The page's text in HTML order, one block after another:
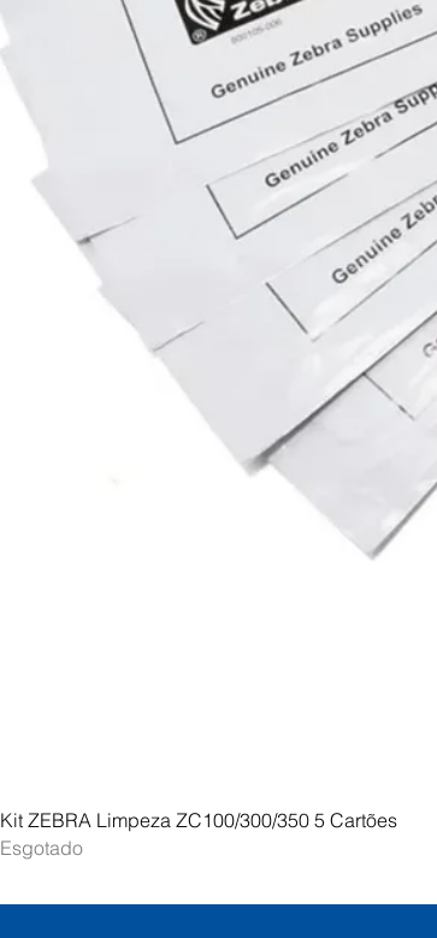
Kit ZEBRA Limpeza ZC100/300/350 5 Cartões
Esgotado